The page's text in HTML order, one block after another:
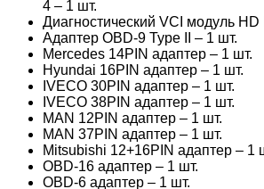
4 – 1 шт.
Диагностический VCI модуль HD
Адаптер OBD-9 Type II – 1 шт.
Mercedes 14PIN адаптер – 1 шт.
Hyundai 16PIN адаптер – 1 шт.
IVECO 30PIN адаптер – 1 шт.
IVECO 38PIN адаптер – 1 шт.
MAN 12PIN адаптер – 1 шт.
MAN 37PIN адаптер – 1 шт.
Mitsubishi 12+16PIN адаптер – 1
OBD-16 адаптер – 1 шт.
OBD-6 адаптер – 1 шт.